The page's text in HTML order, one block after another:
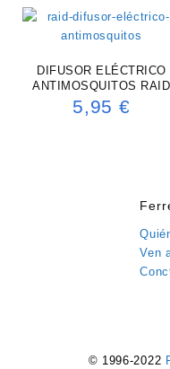
DIFUSOR ELÉCTRICO
ANTIMOSQUITOS RAID
5,95 €
Ven
© 1996-2022